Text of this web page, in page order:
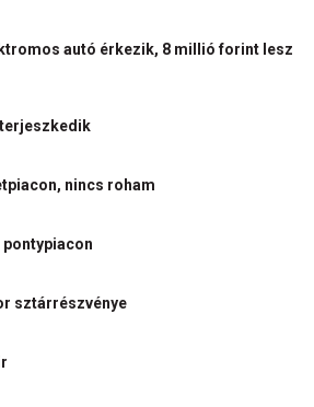
autó érkezik, 8 millió forint lesz
nincs roham
pontypiacon
sztárrészvénye